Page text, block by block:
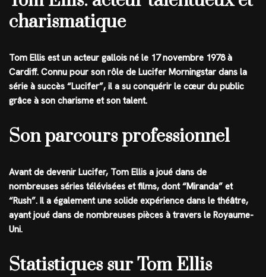
charismatique
Tom Ellis est un acteur gallois né le 17 novembre 1978 à
Cardiff. Connu pour son rôle de Lucifer Morningstar dans la
série à succès “Lucifer”, il a su conquérir le cœur du public
grâce à son charisme et son talent.
Son parcours professionnel
Avant de devenir Lucifer, Tom Ellis a joué dans de
nombreuses séries télévisées et films, dont “Miranda” et
“Rush”. Il a également une solide expérience dans le théâtre,
ayant joué dans de nombreuses pièces à travers le Royaume-
Uni.
Statistiques sur Tom Ellis